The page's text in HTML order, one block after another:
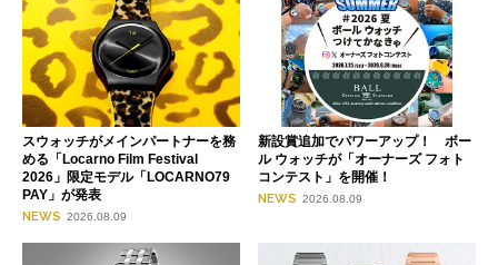
スウォッチがメインパートナーを務
める「Locarno Film Festival
2026」限定モデル「LOCARNO79
PAY」が発表
NEWS 2026.08.09
新設賞追加でパワーアップ！ ボー
ル ウォッチが「オーナーズ フォト
コンテスト」を開催！
NEWS 2026.08.09